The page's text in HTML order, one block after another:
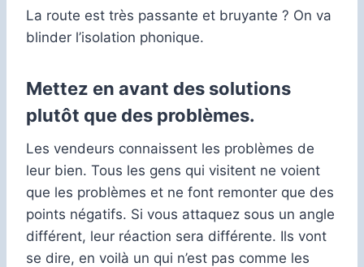
La route est très passante et bruyante ? On va
blinder l’isolation phonique.
Mettez en avant des solutions
plutôt que des problèmes.
Les vendeurs connaissent les problèmes de
leur bien. Tous les gens qui visitent ne voient
que les problèmes et ne font remonter que des
points négatifs. Si vous attaquez sous un angle
différent, leur réaction sera différente. Ils vont
se dire, en voilà un qui n’est pas comme les